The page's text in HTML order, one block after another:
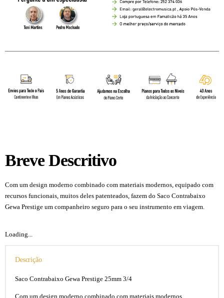
Breve Descritivo
Com um design moderno combinado com materiais modernos, equipado com
recursos funcionais, muitos deles patenteados, fazem do Saco Contrabaixo
Gewa Prestige um companheiro seguro para o seu instrumento em viagem.
Loading...
Descrição
Saco Contrabaixo Gewa Prestige 25mm 3/4